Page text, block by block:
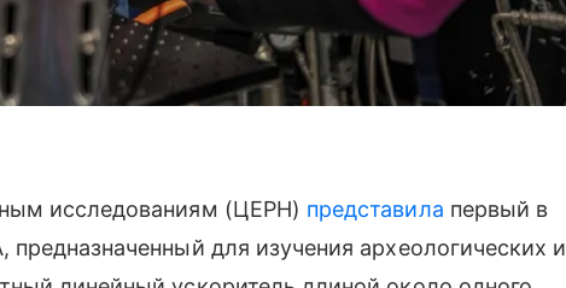
исследованиям (ЦЕРН) представила первый в
предназначенный для изучения археологических и